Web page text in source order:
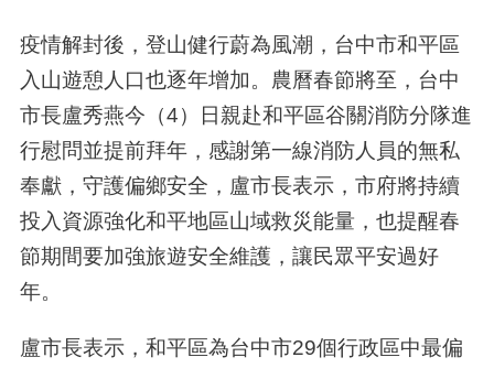
疫情解封後，登山健行蔚為風潮，台中市和平區
入山遊憩人口也逐年增加。農曆春節將至，台中
市長盧秀燕今（4）日親赴和平區谷關消防分隊進
行慰問並提前拜年，感謝第一線消防人員的無私
奉獻，守護偏鄉安全，盧市長表示，市府將持續
投入資源強化和平地區山域救災能量，也提醒春
節期間要加強旅遊安全維護，讓民眾平安過好
年。
盧市長表示，和平區為台中市29個行政區中最偏